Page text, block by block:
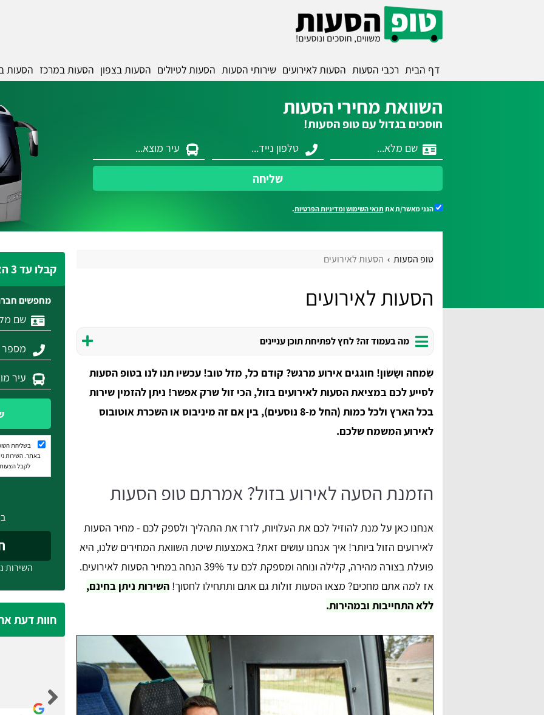
דף הבית רכבי הסעות הסעות לאירועים שירותי הסעות הסעות לטיולים הסעות בצפון הסעות במרכז הסעות
השוואת מחירי הסעות
חוסכים בגדול עם טופ הסעות!
שליחה
הנני מאשר/ת את תנאי השימושומדיניות הפרטיות.
טופ הסעות הסעות לאירועים
הסעות לאירועים
מה בעמוד זה? לחץ לפתיחת תוכן עניינים
שִׂמחה ושָׂשׂון! חוגגים אירוע מרגש? קודם כל, מזל טוב! עכשיו תנו לנו בטופ הסעות
לסייע לכם במציאת הסעות לאירועים בזול, הכי זול שרק אפשר! ניתן להזמין שירות
בכל הארץ ולכל כמות (החל מ-8 נוסעים), בין אם זה מיניבוס או השכרת אוטובוס
לאירוע המשמח שלכם.
הזמנת הסעה לאירוע בזול? אמרתם טופ הסעות
אנחנו כאן על מנת להוזיל לכם את העלויות, לזרז את התהליך ולספק לכם - מחיר הסעות
לאירועים הזול ביותר! איך אנחנו עושים זאת? באמצעות שיטת השוואת המחירים שלנו, היא
פועלת בצורה מהירה, קלילה ונוחה ומספקת לכם עד 39% הנחה במחיר הסעות לאירועים.
אז למה אתם מחכים? מצאו הסעות זולות גם אתם ותתחילו לחסוך!השירות ניתן בחינם,
ללא התחייבות ובמהירות.
קבלו עד 3 הצעות מחיר
מחפשים
בשליחת
באתר. השירות
לקבל הצעות
השירות
חוות דעת
נעמה מלכה anna lipaz